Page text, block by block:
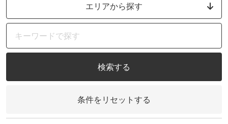
エリアから探す
検索する
条件をリセットする